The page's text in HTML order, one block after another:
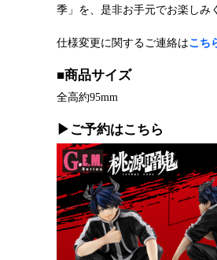
季」を、是非お手元でお楽しみ
仕様変更に関するご連絡はこち
■商品サイズ
全高約95mm
▶ご予約はこちら